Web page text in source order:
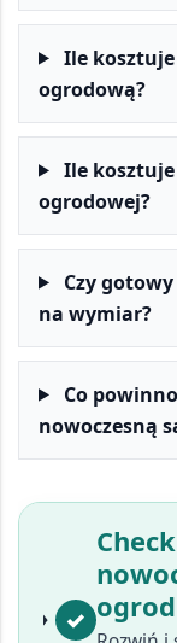
Ile kosztuje
ogrodową?
Ile
ogrodowej?
Czy
na wymiar?
Co
nowoczesną
✓